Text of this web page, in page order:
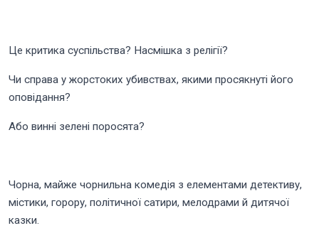
Це критика суспільства? Насмішка з релігії?
Чи справа у жорстоких убивствах, якими просякнуті його
оповідання?
Або винні зелені поросята?
Чорна, майже чорнильна комедія з елементами детективу,
містики, горору, політичної сатири, мелодрами й дитячої
казки.